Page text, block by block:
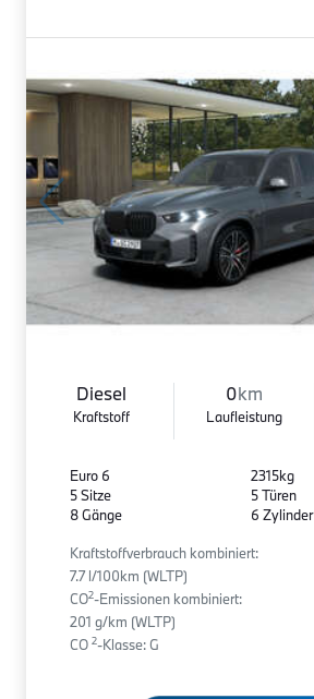
Diesel
Kraftstoff
0km
Laufleistung
Euro 6
5 Sitze
8 Gänge
2315kg
5 Türen
6 Zylinder
Kraftstoffverbrauch kombiniert:
7.7 l/100km (WLTP)
CO2-Emissionen kombiniert:
201 g/km (WLTP)
CO 2-Klasse: G